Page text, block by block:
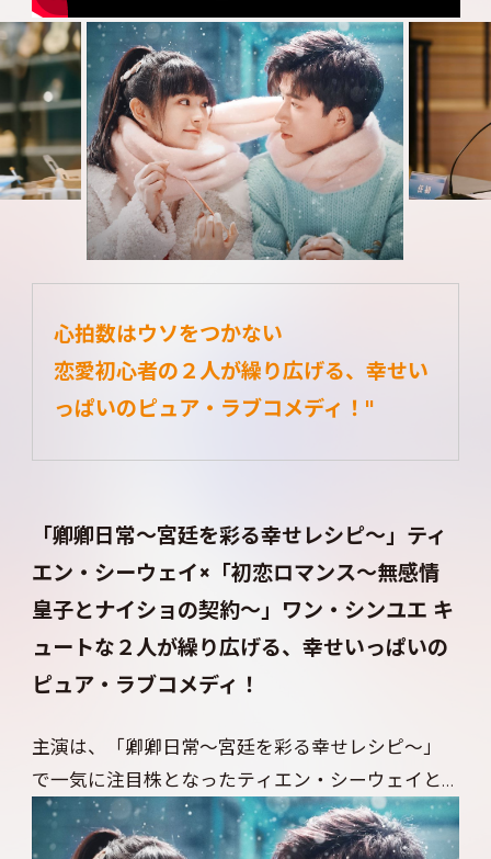
心拍数はウソをつかない
恋愛初心者の２人が繰り広げる、幸せい
っぱいのピュア・ラブコメディ！"
「卿卿日常～宮廷を彩る幸せレシピ～」ティ
エン・シーウェイ×「初恋ロマンス～無感情
皇子とナイショの契約～」ワン・シンユエ キ
ュートな２人が繰り広げる、幸せいっぱいの
ピュア・ラブコメディ！
主演は、「卿卿日常～宮廷を彩る幸せレシピ～」
で一気に注目株となったティエン・シーウェイと、
出演作が次々と上陸を果たし、今後も大型ドラマ
への出演が目白押しのワン・シンユエ。